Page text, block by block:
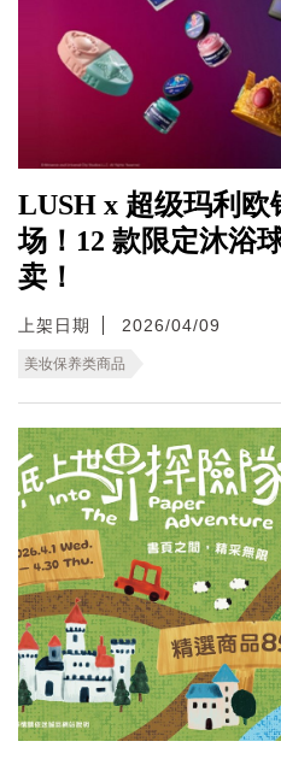
LUSH x 超级玛利欧
场！12 款限定沐浴
卖！
上架日期 2026/04/09
美妆保养类商品